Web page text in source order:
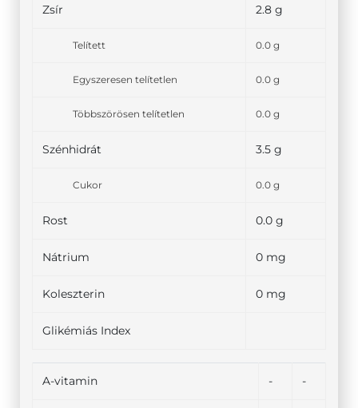
Zsír 2.8 g
Telített 0.0 g
Egyszeresen telítetlen 0.0 g
Többszörösen telítetlen 0.0 g
Szénhidrát 3.5 g
Cukor 0.0 g
Rost 0.0 g
Nátrium 0 mg
Koleszterin 0 mg
Glikémiás Index
A-vitamin - -